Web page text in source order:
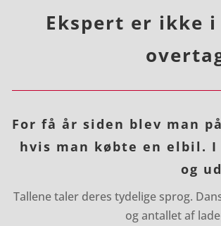
Ekspert er ikke
For få år siden blev man
hvis man købte en elbil.
og
Tallene taler deres tydelige sprog.
og antallet af